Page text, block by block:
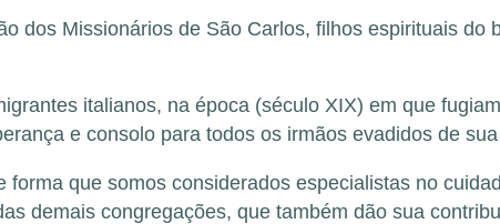
dos Missionários de São Carlos, filhos espirituais do
italianos, na época (século XIX) em que
e consolo para todos os irmãos evadidos de
que somos considerados especialistas no
demais congregações, que também dão sua